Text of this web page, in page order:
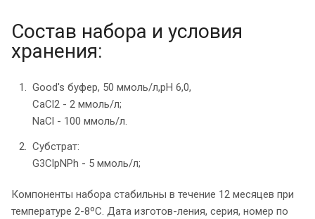
Состав набора и условия
хранения:
Good's буфер, 50 ммоль/л,рН 6,0,
CaCl2 - 2 ммоль/л;
NaCl - 100 ммоль/л.
Субстрат:
G3СlpNPh - 5 ммоль/л;
Компоненты набора стабильны в течение 12 месяцев при
температуре 2-8ºС. Дата изготов-ления, серия, номер по